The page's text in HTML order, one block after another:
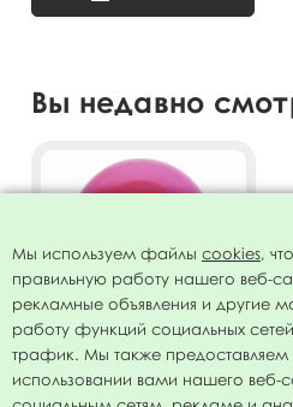
Вы недавно
Воздушный шар 12"/30см
Мы используем файлы cookies,
правильную работу нашего веб-
рекламные объявления и другие
работу функций социальных
трафик. Мы также
использовании вами нашего